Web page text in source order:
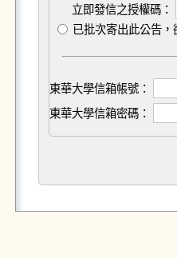
立即發信之授權碼：
已批次寄出此公告
東華大學信箱帳號：
東華大學信箱密碼：